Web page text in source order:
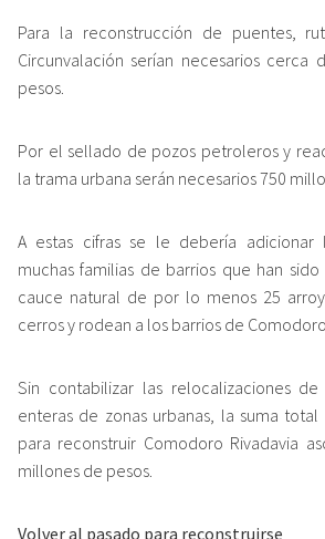
Para la reconstrucción de puentes,
Circunvalación serían necesarios cerca
pesos.
Por el sellado de pozos petroleros y
la trama urbana serán necesarios 750
A estas cifras se le debería adicionar
muchas familias de barrios que han
cauce natural de por lo menos 25
cerros y rodean a los barrios de
Sin contabilizar las relocalizaciones
enteras de zonas urbanas, la suma
para reconstruir Comodoro Rivadavia
millones de pesos.
Volver al pasado para reconstruirse